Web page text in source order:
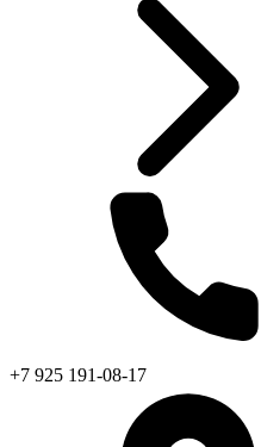
+7 925 191-08-17